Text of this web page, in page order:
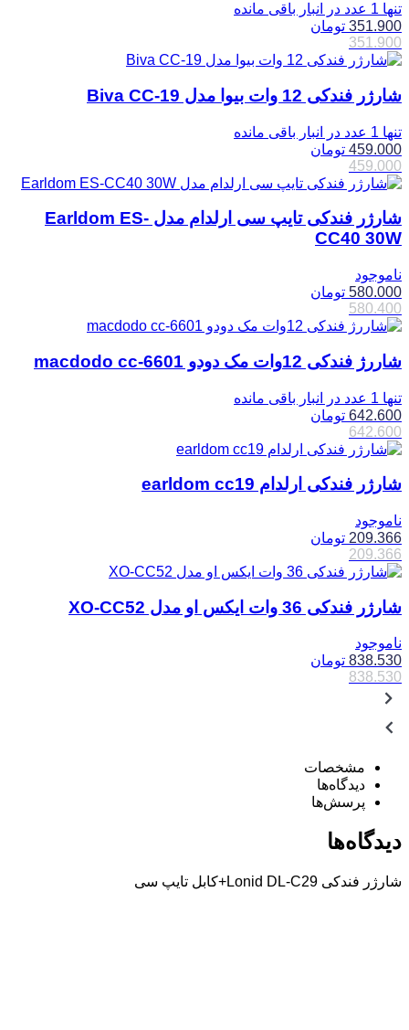
تنها 1 عدد در انبار باقی مانده
351.900 تومان
351.900
شارژر فندکی 12 وات بیوا مدل Biva CC-19
تنها 1 عدد در انبار باقی مانده
459.000 تومان
459.000
شارژر فندکی تایپ سی ارلدام مدل Earldom ES-
CC40 30W
ناموجود
580.000 تومان
580.400
شاررژ فندکی 12وات مک دودو macdodo cc-6601
تنها 1 عدد در انبار باقی مانده
642.600 تومان
642.600
شارژر فندکی ارلدام earldom cc19
ناموجود
209.366 تومان
209.366
شارژر فندکی 36 وات ایکس او مدل XO-CC52
ناموجود
838.530 تومان
838.530
مشخصات
دیدگاه‌ها
پرسش‌ها
دیدگاه‌ها
شارژر فندکی Lonid DL-C29+کابل تایپ سی